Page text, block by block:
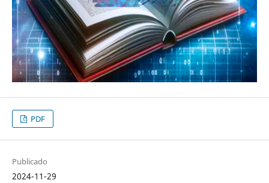
PDF
Publicado
2024-11-29